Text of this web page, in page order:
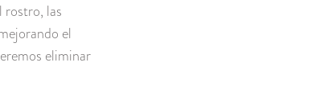
rostro, las
el
eliminar